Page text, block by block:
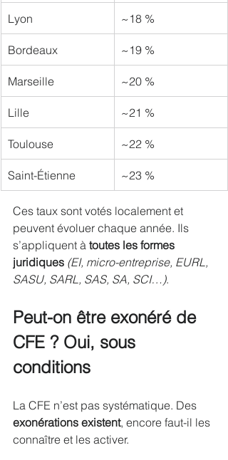
Lyon ~18 %
Bordeaux ~19 %
Marseille ~20 %
Lille ~21 %
Toulouse ~22 %
Saint-Étienne ~23 %
Ces taux sont votés localement et
peuvent évoluer chaque année. Ils
s’appliquent à toutes les formes
juridiques (EI, micro-entreprise, EURL,
SASU, SARL, SAS, SA, SCI…).
Peut-on être exonéré de
CFE ? Oui, sous
conditions
La CFE n’est pas systématique. Des
exonérations existent, encore faut-il les
connaître et les activer.